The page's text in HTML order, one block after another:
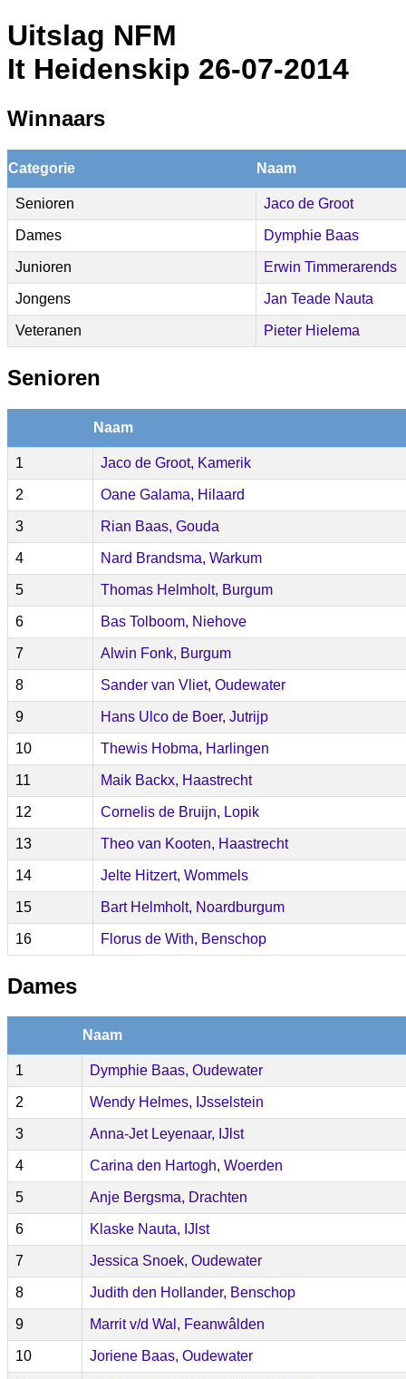
Uitslag NFM
It Heidenskip 26-07-2014
Winnaars
Categorie Naam
Senioren Jaco de Groot
Dames Dymphie Baas
Junioren Erwin Timmerarends
Jongens Jan Teade Nauta
Veteranen Pieter Hielema
Senioren
Naam
1 Jaco de Groot, Kamerik
2 Oane Galama, Hilaard
3 Rian Baas, Gouda
4 Nard Brandsma, Warkum
5 Thomas Helmholt, Burgum
6 Bas Tolboom, Niehove
7 Alwin Fonk, Burgum
8 Sander van Vliet, Oudewater
9 Hans Ulco de Boer, Jutrijp
10 Thewis Hobma, Harlingen
11 Maik Backx, Haastrecht
12 Cornelis de Bruijn, Lopik
13 Theo van Kooten, Haastrecht
14 Jelte Hitzert, Wommels
15 Bart Helmholt, Noardburgum
16 Florus de With, Benschop
Dames
Naam
1 Dymphie Baas, Oudewater
2 Wendy Helmes, IJsselstein
3 Anna-Jet Leyenaar, IJlst
4 Carina den Hartogh, Woerden
5 Anje Bergsma, Drachten
6 Klaske Nauta, IJlst
7 Jessica Snoek, Oudewater
8 Judith den Hollander, Benschop
9 Marrit v/d Wal, Feanwâlden
10 Joriene Baas, Oudewater